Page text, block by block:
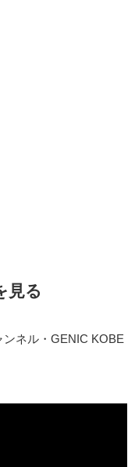
見る
ネル・GENIC KOBE